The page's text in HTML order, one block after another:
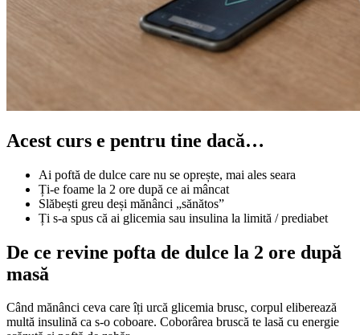
Acest curs e pentru tine dacă…
Ai poftă de dulce care nu se oprește, mai ales seara
Ți-e foame la 2 ore după ce ai mâncat
Slăbești greu deși mănânci „sănătos”
Ți s-a spus că ai glicemia sau insulina la limită / prediabet
De ce revine pofta de dulce la 2 ore după
masă
Când mănânci ceva care îți urcă glicemia brusc, corpul eliberează
multă insulină ca s-o coboare. Coborârea bruscă te lasă cu energie